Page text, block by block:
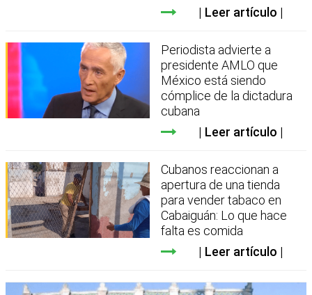
Leer artículo
Periodista advierte a
presidente AMLO que
México está siendo
cómplice de la dictadura
cubana
Leer artículo
Cubanos reaccionan a
apertura de una tienda
para vender tabaco en
Cabaiguán: Lo que hace
falta es comida
Leer artículo